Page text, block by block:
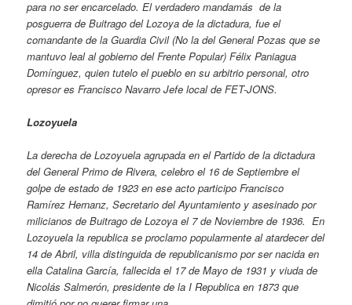
para no ser encarcelado. El verdadero mandamás de la
posguerra de Buitrago del Lozoya de la dictadura, fue el
comandante de la Guardia Civil (No la del General Pozas que se
mantuvo leal al gobierno del Frente Popular) Félix Paniagua
Domínguez, quien tutelo el pueblo en su arbitrio personal, otro
opresor es Francisco Navarro Jefe local de FET-JONS.
Lozoyuela
La derecha de Lozoyuela agrupada en el Partido de la dictadura
del General Primo de Rivera, celebro el 16 de Septiembre el
golpe de estado de 1923 en ese acto participo Francisco
Ramírez Hernanz, Secretario del Ayuntamiento y asesinado por
milicianos de Buitrago de Lozoya el 7 de Noviembre de 1936. En
Lozoyuela la republica se proclamo popularmente al atardecer del
14 de Abril, villa distinguida de republicanismo por ser nacida en
ella Catalina García, fallecida el 17 de Mayo de 1931 y viuda de
Nicolás Salmerón, presidente de la I Republica en 1873 que